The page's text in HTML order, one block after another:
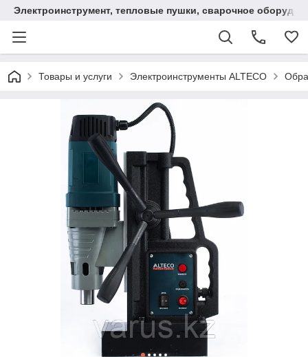
Электроинструмент, тепловые пушки, сварочное
Товары и услуги Электроинструменты ALTECO